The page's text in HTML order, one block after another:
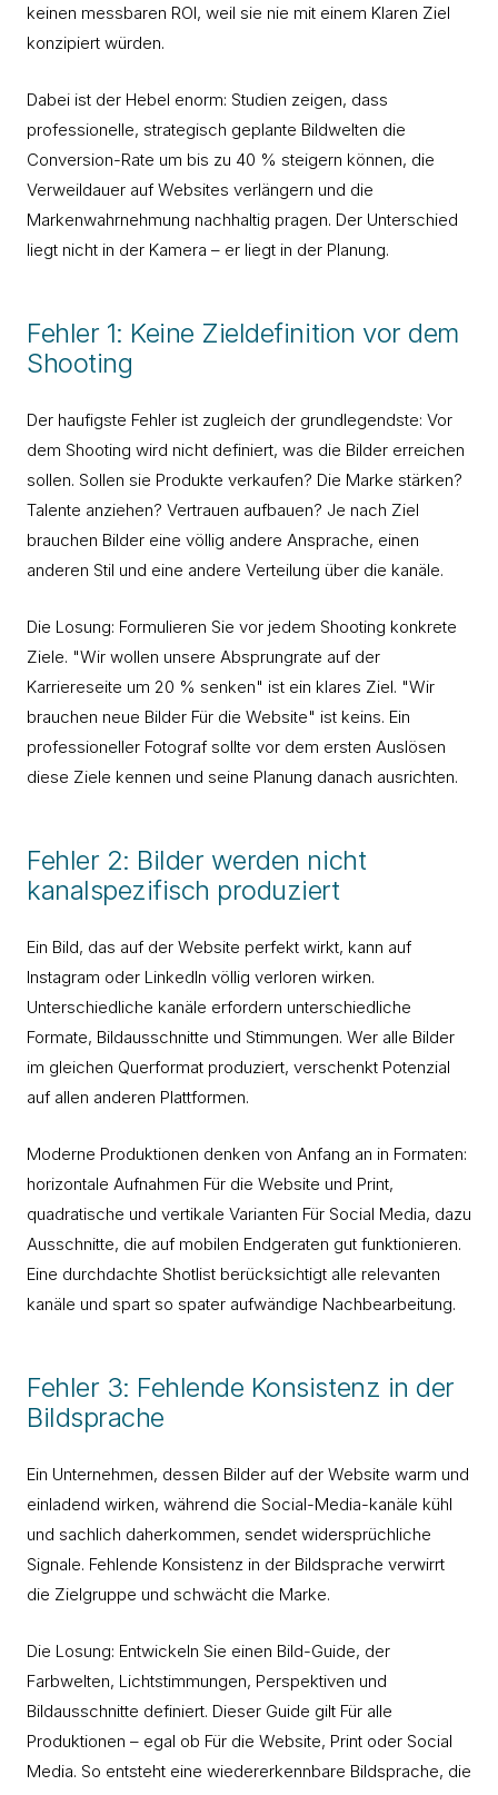
keinen messbaren ROI, weil sie nie mit einem Klaren Ziel
konzipiert würden.
Dabei ist der Hebel enorm: Studien zeigen, dass
professionelle, strategisch geplante Bildwelten die
Conversion-Rate um bis zu 40 % steigern können, die
Verweildauer auf Websites verlängern und die
Markenwahrnehmung nachhaltig pragen. Der Unterschied
liegt nicht in der Kamera – er liegt in der Planung.
Fehler 1: Keine Zieldefinition vor dem
Shooting
Der haufigste Fehler ist zugleich der grundlegendste: Vor
dem Shooting wird nicht definiert, was die Bilder erreichen
sollen. Sollen sie Produkte verkaufen? Die Marke stärken?
Talente anziehen? Vertrauen aufbauen? Je nach Ziel
brauchen Bilder eine völlig andere Ansprache, einen
anderen Stil und eine andere Verteilung über die kanäle.
Die Losung: Formulieren Sie vor jedem Shooting konkrete
Ziele. "Wir wollen unsere Absprungrate auf der
Karriereseite um 20 % senken" ist ein klares Ziel. "Wir
brauchen neue Bilder Für die Website" ist keins. Ein
professioneller Fotograf sollte vor dem ersten Auslösen
diese Ziele kennen und seine Planung danach ausrichten.
Fehler 2: Bilder werden nicht
kanalspezifisch produziert
Ein Bild, das auf der Website perfekt wirkt, kann auf
Instagram oder LinkedIn völlig verloren wirken.
Unterschiedliche kanäle erfordern unterschiedliche
Formate, Bildausschnitte und Stimmungen. Wer alle Bilder
im gleichen Querformat produziert, verschenkt Potenzial
auf allen anderen Plattformen.
Moderne Produktionen denken von Anfang an in Formaten:
horizontale Aufnahmen Für die Website und Print,
quadratische und vertikale Varianten Für Social Media, dazu
Ausschnitte, die auf mobilen Endgeraten gut funktionieren.
Eine durchdachte Shotlist berücksichtigt alle relevanten
kanäle und spart so spater aufwändige Nachbearbeitung.
Fehler 3: Fehlende Konsistenz in der
Bildsprache
Ein Unternehmen, dessen Bilder auf der Website warm und
einladend wirken, während die Social-Media-kanäle kühl
und sachlich daherkommen, sendet widersprüchliche
Signale. Fehlende Konsistenz in der Bildsprache verwirrt
die Zielgruppe und schwächt die Marke.
Die Losung: Entwickeln Sie einen Bild-Guide, der
Farbwelten, Lichtstimmungen, Perspektiven und
Bildausschnitte definiert. Dieser Guide gilt Für alle
Produktionen – egal ob Für die Website, Print oder Social
Media. So entsteht eine wiedererkennbare Bildsprache, die